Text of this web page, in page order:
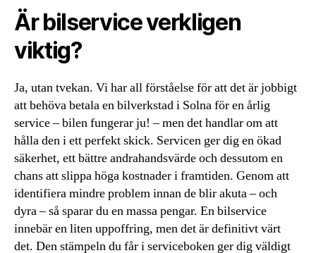
Är bilservice verkligen
viktig?
Ja, utan tvekan. Vi har all förståelse för att det är jobbigt
att behöva betala en bilverkstad i Solna för en årlig
service – bilen fungerar ju! – men det handlar om att
hålla den i ett perfekt skick. Servicen ger dig en ökad
säkerhet, ett bättre andrahandsvärde och dessutom en
chans att slippa höga kostnader i framtiden. Genom att
identifiera mindre problem innan de blir akuta – och
dyra – så sparar du en massa pengar. En bilservice
innebär en liten uppoffring, men det är definitivt värt
det. Den stämpeln du får i serviceboken ger dig väldigt